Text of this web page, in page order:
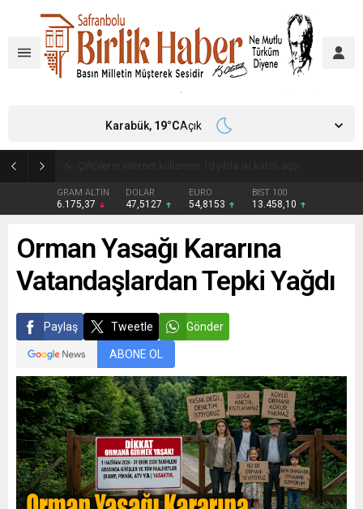
Çiftçilerin internet kullanımı 10 yılda iki katını aştı
GRAM ALTIN
6.175,37
DOLAR
47,5127
EURO
54,8153
BIST 100
13.458,10
Karabük, 19°CAçık
Orman Yasağı Kararına
Vatandaşlardan Tepki Yağdı
Paylaş Tweetle Gönder
ABONE OL